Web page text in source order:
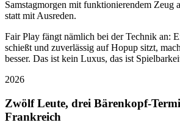
Samstagmorgen mit funktionierendem Zeug
statt mit Ausreden.
Fair Play fängt nämlich bei der Technik an:
schießt und zuverlässig auf Hopup sitzt,
besser. Das ist kein Luxus, das ist
2026
Zwölf Leute, drei Bärenkopf-
Frankreich